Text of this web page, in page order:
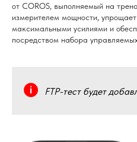
от COROS, выполняемый на
измерителем мощности,
максимальными усилиями и
посредством набора
FTP-тест будет